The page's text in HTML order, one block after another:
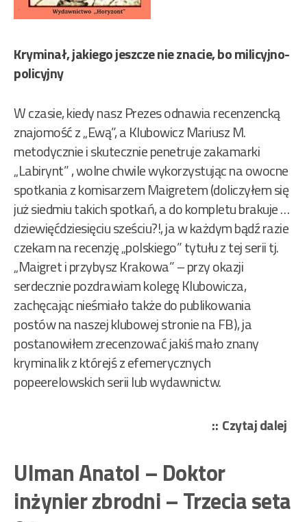
Kryminał, jakiego jeszcze nie znacie, bo milicyjno-
policyjny
W czasie, kiedy nasz Prezes odnawia recenzencką
znajomość z „Ewą”, a Klubowicz Mariusz M.
metodycznie i skutecznie penetruje zakamarki
„Labirynt” , wolne chwile wykorzystując na owocne
spotkania z komisarzem Maigretem (doliczyłem się
już siedmiu takich spotkań, a do kompletu brakuje …
dziewięćdziesięciu sześciu?!, ja w każdym bądź razie
czekam na recenzję „polskiego” tytułu z tej serii tj.
„Maigret i przybysz Krakowa” – przy okazji
serdecznie pozdrawiam kolegę Klubowicza,
zachęcając nieśmiało także do publikowania
postów na naszej klubowej stronie na FB), ja
postanowiłem zrecenzować jakiś mało znany
kryminalik z którejś z efemerycznych
popeerelowskich serii lub wydawnictw.
Czytaj dalej
w
Ulman Anatol – Doktor
inżynier zbrodni – Trzecia seta